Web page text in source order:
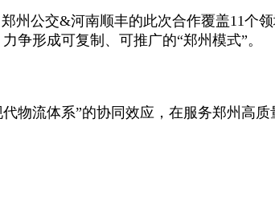
州公交&河南顺丰的此次合作覆盖11
争形成可复制、可推广的“郑州模式”。
物流体系”的协同效应，在服务郑州高